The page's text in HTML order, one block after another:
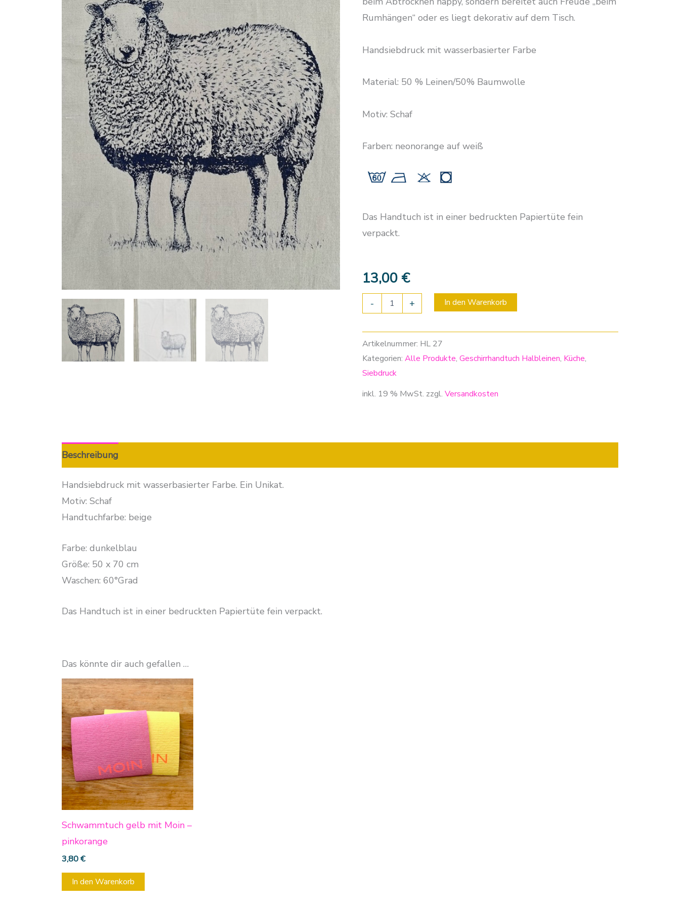
Rumhängen“ oder es liegt dekorativ auf dem Tisch.
Handsiebdruck mit wasserbasierter Farbe
Material: 50 % Leinen/50% Baumwolle
Motiv: Schaf
Farben: neonorange auf weiß
Das Handtuch ist in einer bedruckten Papiertüte fein
verpackt.
13,00 €
- + In den Warenkorb
Artikelnummer: HL 27
Kategorien: Alle Produkte, Geschirrhandtuch Halbleinen, Küche,
Siebdruck
inkl. 19 % MwSt. zzgl. Versandkosten
Beschreibung
Handsiebdruck mit wasserbasierter Farbe. Ein Unikat.
Motiv: Schaf
Handtuchfarbe: beige
Farbe: dunkelblau
Größe: 50 x 70 cm
Waschen: 60°Grad
Das Handtuch ist in einer bedruckten Papiertüte fein verpackt.
Das könnte dir auch gefallen …
Schwammtuch gelb mit Moin –
pinkorange
3,80€
In den Warenkorb